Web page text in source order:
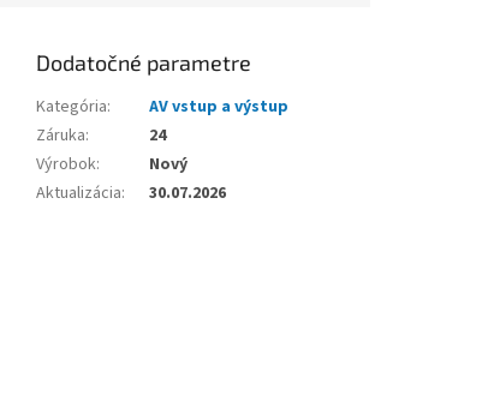
Dodatočné parametre
Kategória:
AV vstup a výstup
Záruka:
24
Výrobok:
Nový
Aktualizácia: 30.07.2026